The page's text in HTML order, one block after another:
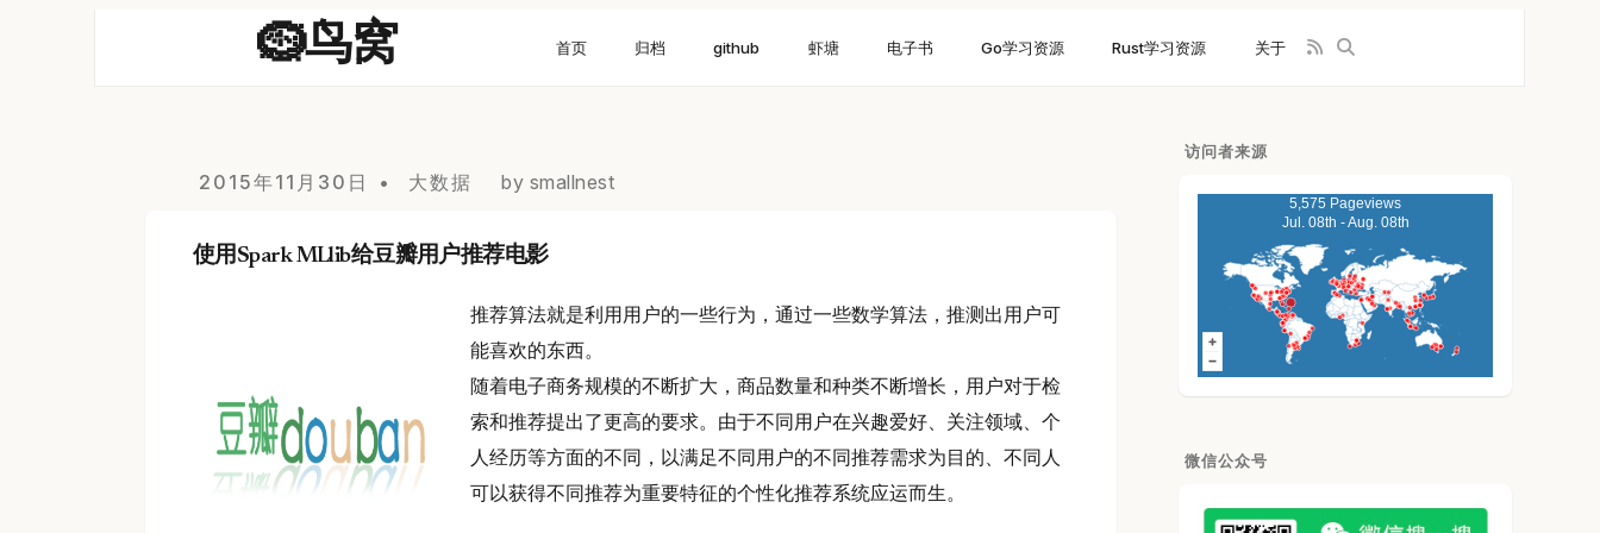
🪹鸟窝 首页 归档 github 虾塘 电子书 Go学习资源 Rust学习资源 关于
2015年11月30日 大数据 by smallnest
使用Spark MLlib给豆瓣用户推荐电影
推荐算法就是利用用户的一些行为，通过一些数学算法，推测出用户可
能喜欢的东西。
随着电子商务规模的不断扩大，商品数量和种类不断增长，用户对于检
索和推荐提出了更高的要求。由于不同用户在兴趣爱好、关注领域、个
人经历等方面的不同，以满足不同用户的不同推荐需求为目的、不同人
可以获得不同推荐为重要特征的个性化推荐系统应运而生。
访问者来源
5,575 Pageviews
Jul. 08th - Aug. 08th
微信公众号